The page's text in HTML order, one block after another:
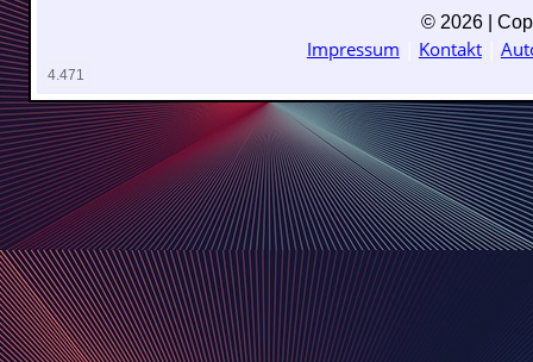
© 2026 |
Impressum Kontakt|
4.471